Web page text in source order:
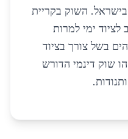
בישראל. השוק בקריית
לציוד ימי למרות
בשל צורך בציוד
שוק דינמי הדורש